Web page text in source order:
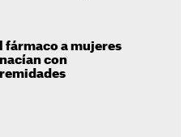
fármaco a mujeres
con